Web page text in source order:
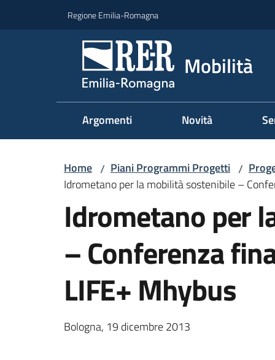
Regione Emilia-Romagna
Mobilità
Argomenti Novità
Home / Piani Programmi Progetti /
Idrometano per la mobilità sostenibile –
Idrometano per
– Conferenza
LIFE+ Mhybus
Bologna, 19 dicembre 2013